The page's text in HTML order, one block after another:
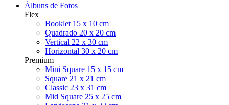
Álbuns de Fotos
Flex
Booklet 15 x 10 cm
Quadrado 20 x 20 cm
Vertical 22 x 30 cm
Horizontal 30 x 20 cm
Premium
Mini Square 15 x 15 cm
Square 21 x 21 cm
Classic 23 x 31 cm
Mid Square 25 x 25 cm